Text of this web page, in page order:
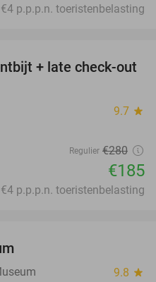
p.p.p.n. toeristenbelasting
34%
+ late check-out
9.7 star
Regulier €280
€185
p.p.p.n. toeristenbelasting
9.8 star